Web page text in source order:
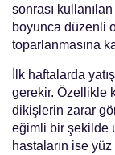
sonrası
boyunca düzenli
toparlanmasına
İlk haftalarda
gerekir. Özellikle
dikişlerin zarar
eğimli bir şekilde
hastaların ise